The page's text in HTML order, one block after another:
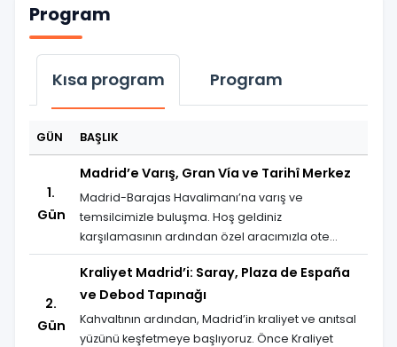
Program
Kısa program Program
GÜN BAŞLIK
1.
Gün
Madrid’e Varış, Gran Vía ve Tarihî Merkez
Madrid-Barajas Havalimanı’na varış ve
temsilcimizle buluşma. Hoş geldiniz
karşılamasının ardından özel aracımızla ote...
2.
Gün
Kraliyet Madrid’i: Saray, Plaza de España
ve Debod Tapınağı
Kahvaltının ardından, Madrid’in kraliyet ve anıtsal
yüzünü keşfetmeye başlıyoruz. Önce Kraliyet